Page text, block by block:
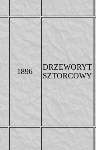
1896
DRZEWORYT
SZTORCOWY